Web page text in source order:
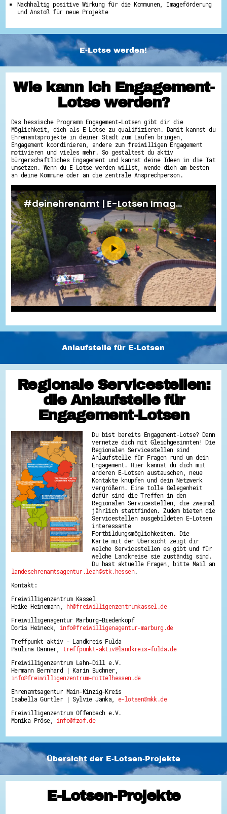
Nachhaltig positive Wirkung für die Kommunen, Imageförderung
und Anstoß für neue Projekte
E-Lotse werden!
Wie kann ich Engagement-
Lotse werden?
Das hessische Programm Engagement-Lotsen gibt dir die
Möglichkeit, dich als E-Lotse zu qualifizieren. Damit kannst du
Ehrenamtsprojekte in deiner Stadt zum Laufen bringen,
Engagement koordinieren, andere zum freiwilligen Engagement
motivieren und vieles mehr. So gestaltest du aktiv
bürgerschaftliches Engagement und kannst deine Ideen in die Tat
umsetzen. Wenn du E-Lotse werden willst, wende dich am besten
an deine Kommune oder an die zentrale Ansprechperson.
Anlaufstelle für E-Lotsen
Regionale Servicestellen:
die Anlaufstelle für
Engagement-Lotsen
Du bist bereits Engagement-Lotse? Dann
vernetze dich mit Gleichgesinnten! Die
Regionalen Servicestellen sind
Anlaufstelle für Fragen rund um dein
Engagement. Hier kannst du dich mit
anderen E-Lotsen austauschen, neue
Kontakte knüpfen und dein Netzwerk
vergrößern. Eine tolle Gelegenheit
dafür sind die Treffen in den
Regionalen Servicestellen, die zweimal
jährlich stattfinden. Zudem bieten die
Servicestellen ausgebildeten E-Lotsen
interessante
Fortbildungsmöglichkeiten. Die
Karte mit der Übersicht zeigt dir
welche Servicestellen es gibt und für
welche Landkreise sie zuständig sind.
Du hast aktuelle Fragen, bitte Mail an
landesehrenamtsagentur.leah@stk.hessen.
Kontakt:
Freiwilligenzentrum Kassel
Heike Heinemann,
hh@freiwilligenzentrumkassel.de
Freiwilligenagentur Marburg-Biedenkopf
Doris Heineck, info@freiwilligenagentur-marburg.de
Treffpunkt aktiv - Landkreis Fulda
Paulina Danner,treffpunkt-aktiv@landkreis-fulda.de
Freiwilligenzentrum Lahn-Dill e.V.
Hermann Bernhard | Karin Buchner,
info@freiwilligenzentrum-mittelhessen.de
Ehrenamtsagentur Main-Kinzig-Kreis
Isabella Gürtler | Sylvie Janka,e-lotsen@mkk.de
Freiwilligenzentrum Offenbach e.V.
Monika Pröse, info@fzof.de
Übersicht der E-Lotsen-Projekte
E-Lotsen-Projekte